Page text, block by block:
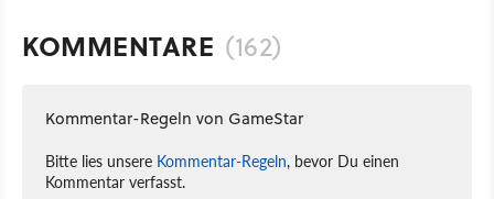
KOMMENTARE (162)
Kommentar-Regeln von GameStar
Bitte lies unsere Kommentar-Regeln, bevor Du einen
Kommentar verfasst.